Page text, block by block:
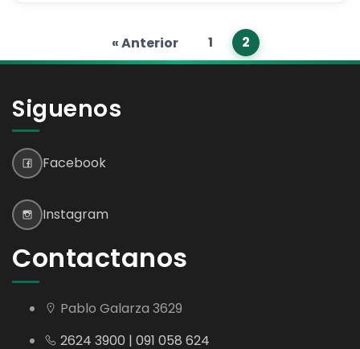
« Anterior 1 2
Siguenos
Facebook
Instagram
Contactanos
Pablo Galarza 3629
2624 3900 | 091 058 624